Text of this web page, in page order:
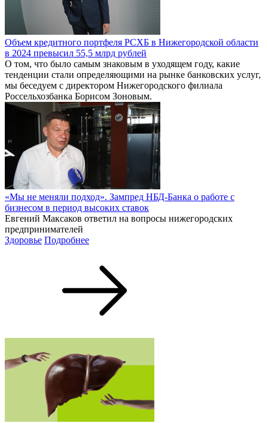
Объем кредитного портфеля РСХБ в Нижегородской области
в 2024 превысил 55,5 млрд рублей
О том, что было самым знаковым в уходящем году, какие
тенденции стали определяющими на рынке банковских услуг,
мы беседуем с директором Нижегородского филиала
Россельхозбанка Борисом Зоновым.
«Мы не меняли подход». Зампред НБД-Банка о работе с
бизнесом в период высоких ставок
Евгений Максаков ответил на вопросы нижегородских
предпринимателей
Здоровье Подробнее